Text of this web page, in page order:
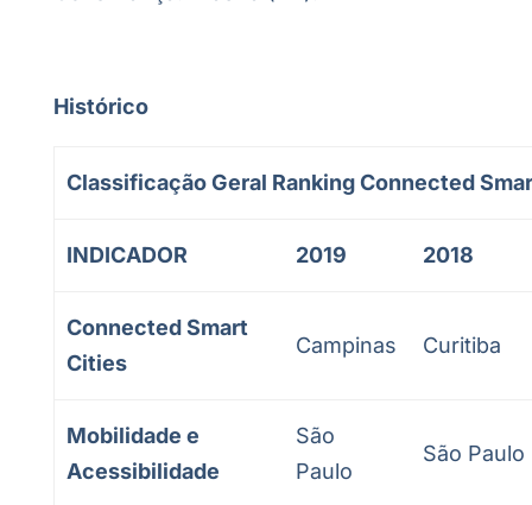
Histórico
Classificação Geral Ranking Connected
INDICADOR 2019 2018
Connected Smart
Cities
Campinas Curitiba
Mobilidade e
Acessibilidade
São
Paulo
São Paulo